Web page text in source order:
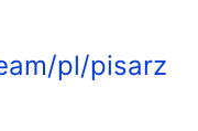
pl/pisarz